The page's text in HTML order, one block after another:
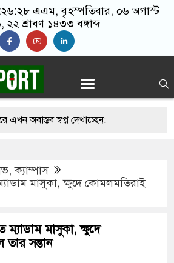
এএম, বৃহস্পতিবার, ০৬ অগাস্ট
শ্রাবণ ১৪৩৩ বঙ্গাব্দ
অবাস্তব স্বপ্ন দেখাচ্ছেন:
মোতায়েন
আ.লীগের মতো হবে:
মাহমুদ
,ক্যাম্পাস
মাসুকা, ক্ষুদে কোমলমতিরাই
ম্যাডাম মাসুকা, ক্ষুদে
সন্তান